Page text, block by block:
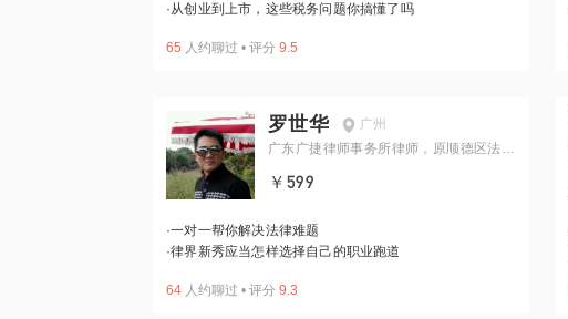
·从创业到上市，这些税务问题你搞懂了吗
65 人约聊过 • 评分 9.5
罗世华
广州
广东广捷律师事务所律师，原顺德区法院
￥599
·一对一帮你解决法律难题
·律界新秀应当怎样选择自己的职业跑道
64 人约聊过 • 评分 9.3